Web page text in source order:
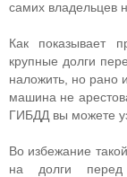
самих владельцев
Как показывает
крупные долги
наложить, но рано
машина не
ГИБДД вы можете
Во избежание
на долги перед